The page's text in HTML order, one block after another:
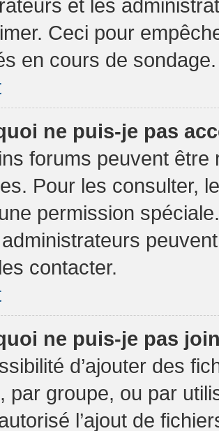
et les
Ceci pour
en cours de sondage.
ne puis-je pas
forums peuvent
Pour les consulter,
permission
contacter.
ne puis-je pas
d’ajouter des
par groupe, ou par
l’ajout de